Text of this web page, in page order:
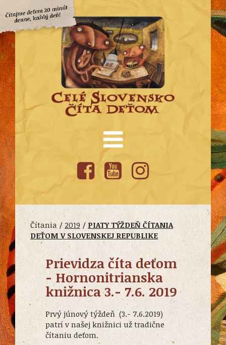
Čítania / 2019 / PIATY TÝŽDEŇ ČÍTANIA
DEŤOM V SLOVENSKEJ REPUBLIKE
Prievidza číta deťom
- Hornonitrianska
knižnica 3.- 7.6. 2019
Prvý júnový týždeň (3.- 7.6.2019)
patrí v našej knižnici už tradične
čítaniu deťom.